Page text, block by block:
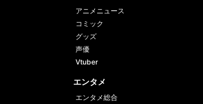
アニメニュース
コミック
グッズ
声優
Vtuber
エンタメ
エンタメ総合